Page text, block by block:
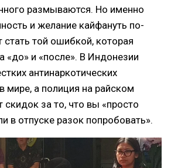
размываются. Но именно
и желание кайфануть по-
той ошибкой, которая
«до» и «после». В Индонезии
антинаркотических
мире, а полиция на райском
скидок за то, что вы «просто
в отпуске разок попробовать».